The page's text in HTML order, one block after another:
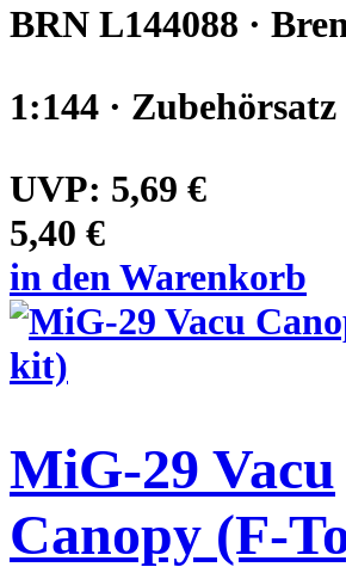
BRN L144088 ·
1:144 · Zubehörsatz
UVP: 5,69 €
5,40 €
in den Warenkorb
MiG-29 Vacu
Canopy (F-